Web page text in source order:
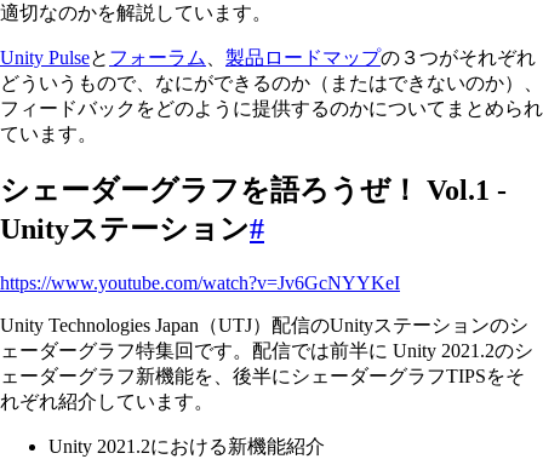
適切なのかを解説しています。
Unity Pulseと フォーラム 製品ロードマップの３つがそれぞれ
どういうもので、なにができるのか（またはできないのか）、
フィードバックをどのように提供するのかについてまとめられ
ています。
シェーダーグラフを語ろうぜ！ Vol.1 -
Unityステーション#
https://www.youtube.com/watch?v=Jv6GcNYYKeI
Unity Technologies Japan（UTJ）配信のUnityステーションのシ
ェーダーグラフ特集回です。配信では前半に Unity 2021.2のシ
ェーダーグラフ新機能を、後半にシェーダーグラフTIPSをそ
れぞれ紹介しています。
Unity 2021.2における新機能紹介